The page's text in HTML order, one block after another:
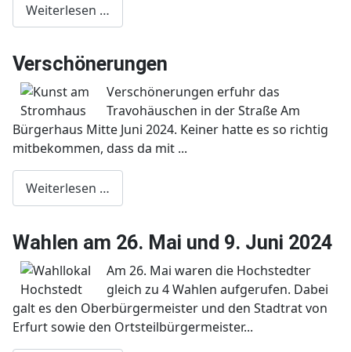
Weiterlesen …
Verschönerungen
Verschönerungen erfuhr das
Travohäuschen in der Straße Am
Bürgerhaus Mitte Juni 2024. Keiner hatte es so richtig
mitbekommen, dass da mit ...
Weiterlesen …
Wahlen am 26. Mai und 9. Juni 2024
Am 26. Mai waren die Hochstedter
gleich zu 4 Wahlen aufgerufen. Dabei
galt es den Oberbürgermeister und den Stadtrat von
Erfurt sowie den Ortsteilbürgermeister...